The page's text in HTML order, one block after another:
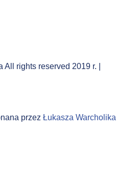
rights reserved 2019 r. |
przezŁukasza Warcholika